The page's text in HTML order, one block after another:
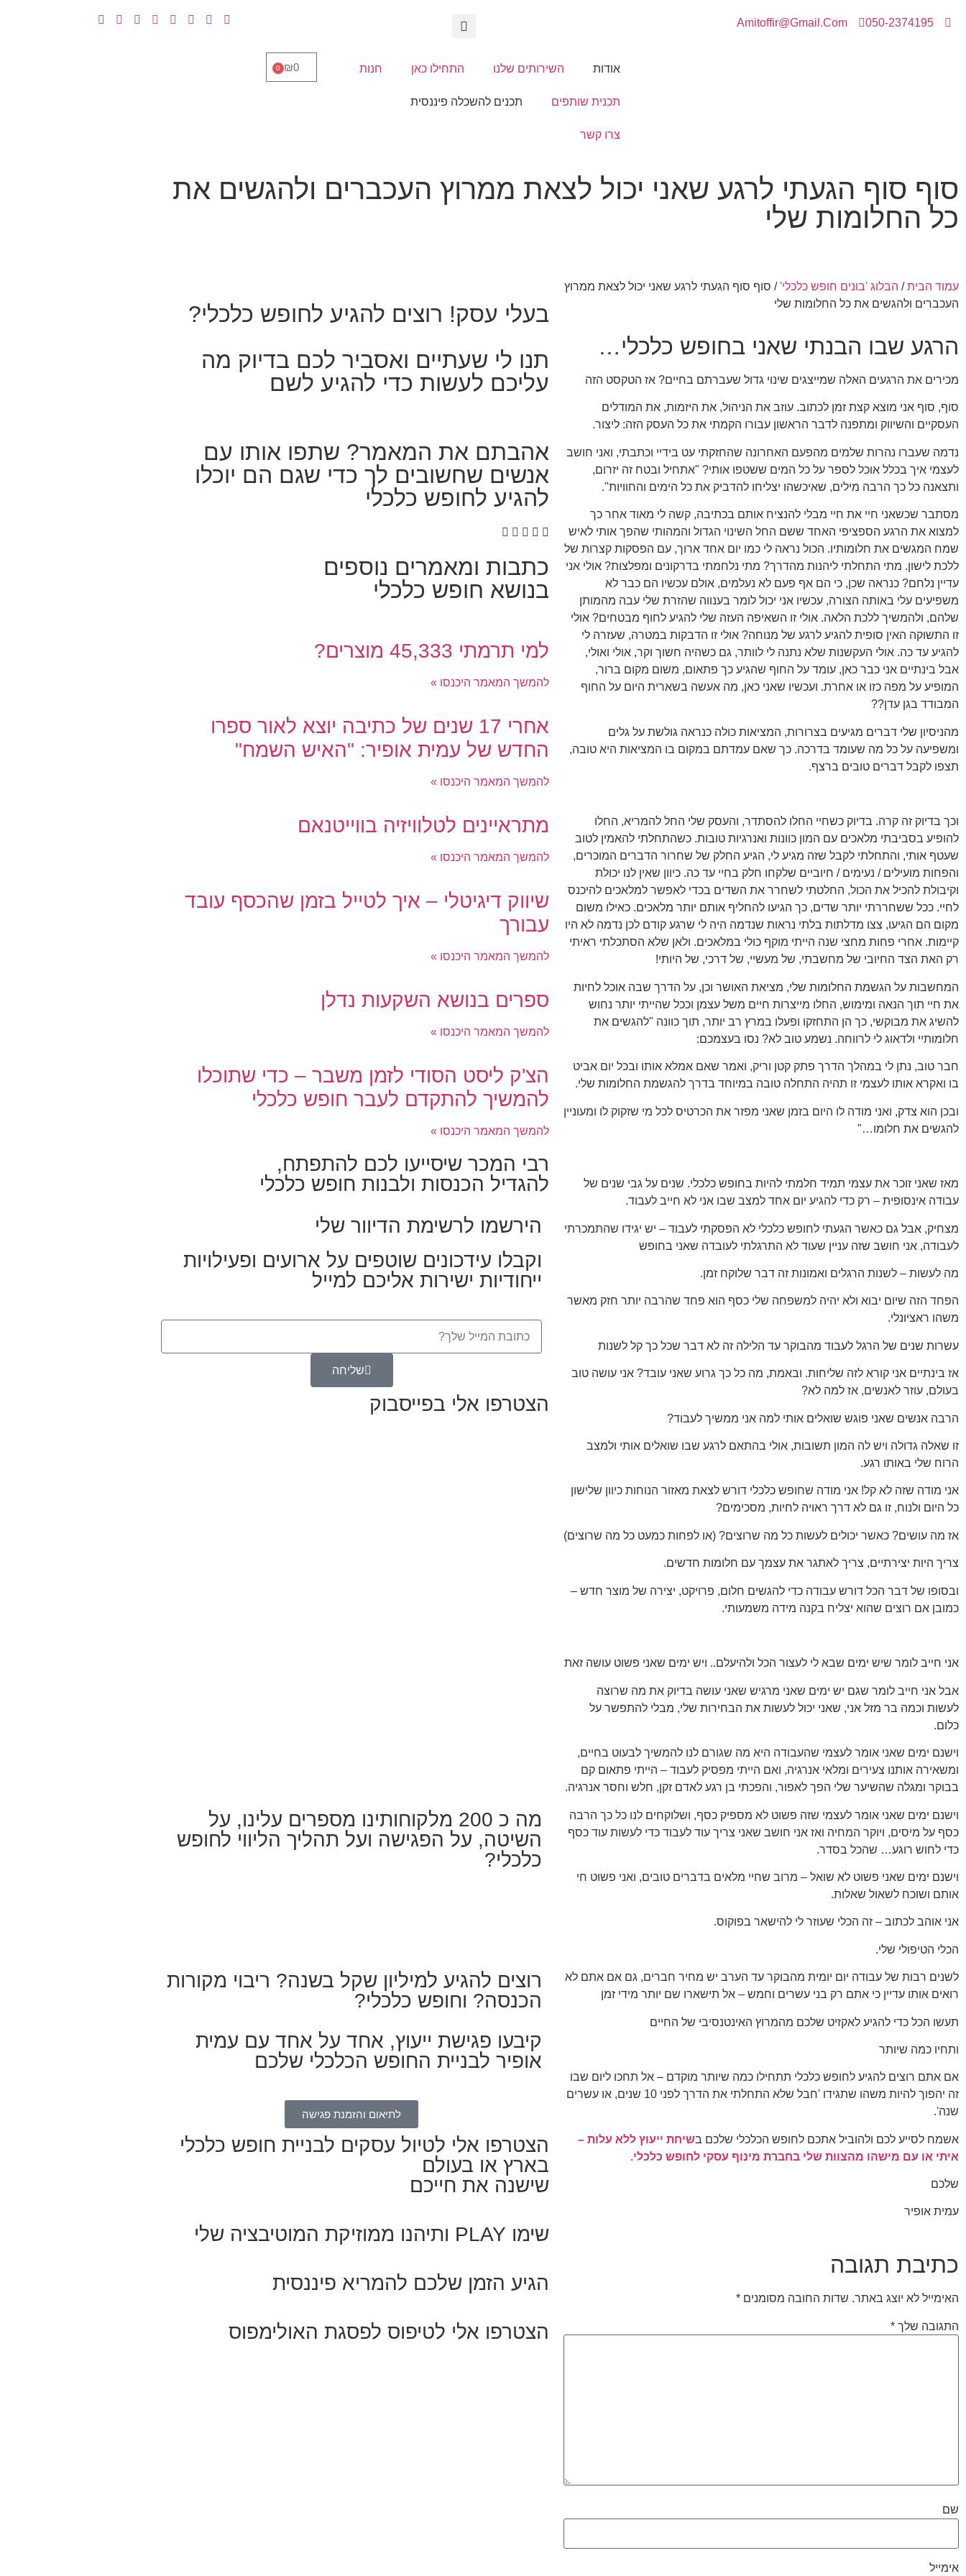
050-2374195
Amitoffir@Gmail.Com
אודות השירותים שלנו התחילו כאן חנות
תכנית שותפים תכנים להשכלה פיננסית
צרו קשר
₪0
0
סוף סוף הגעתי לרגע שאני יכול לצאת ממרוץ העכברים ולהגשים את
כל החלומות שלי
עמוד הבית/ הבלוג 'בונים חופש כלכלי'/ סוף סוף הגעתי לרגע שאני יכול לצאת ממרוץ
העכברים ולהגשים את כל החלומות שלי
הרגע שבו הבנתי שאני בחופש כלכלי…
מכירים את הרגעים האלה שמייצגים שינוי גדול שעברתם בחיים? אז הטקסט הזה
סוף, סוף אני מוצא קצת זמן לכתוב. עוזב את הניהול, את היזמות, את המודלים
העסקיים והשיווק ומתפנה לדבר הראשון עבורו הקמתי את כל העסק הזה: ליצור.
נדמה שעברו נהרות שלמים מהפעם האחרונה שהחזקתי עט בידיי וכתבתי, ואני חושב
לעצמי איך בכלל אוכל לספר על כל המים ששטפו אותי? "אתחיל ובטח זה יזרום,
ותצאנה כל כך הרבה מילים, שאיכשהו יצליחו להדביק את כל הימים והחוויות".
מסתבר שכשאני חיי את חיי מבלי להנציח אותם בכתיבה, קשה לי מאוד אחר כך
למצוא את הרגע הספציפי האחד ששם החל השינוי הגדול והמהותי שהפך אותי לאיש
שמח המגשים את חלומותיו. הכול נראה לי כמו יום אחד ארוך, עם הפסקות קצרות של
ללכת לישון. מתי התחלתי ליהנות מהדרך? מתי נלחמתי בדרקונים ומפלצות? אולי אני
עדיין נלחם? כנראה שכן, כי הם אף פעם לא נעלמים, אולם עכשיו הם כבר לא
משפיעים עלי באותה הצורה, עכשיו אני יכול לומר בענווה שהזרת שלי עבה מהמותן
שלהם, ולהמשיך ללכת הלאה. אולי זו השאיפה העזה שלי להגיע לחוף מבטחים? אולי
זו התשוקה האין סופית להגיע לרגע של מנוחה? אולי זו הדבקות במטרה, שעזרה לי
להגיע עד כה. אולי העקשנות שלא נתנה לי לוותר, גם כשהיה חשוך וקר, אולי ואולי,
אבל בינתיים אני כבר כאן, עומד על החוף שהגיע כך פתאום, משום מקום ברור,
המופיע על מפה כזו או אחרת. ועכשיו שאני כאן, מה אעשה בשארית היום על החוף
המבודד בגן עדן??
מהניסיון שלי דברים מגיעים בצרורות, המציאות כולה כנראה גולשת על גלים
ומשפיעה על כל מה שעומד בדרכה. כך שאם עמדתם במקום בו המציאות היא טובה,
תצפו לקבל דברים טובים ברצף.
וכך בדיוק זה קרה. בדיוק כשחיי החלו להסתדר, והעסק שלי החל להמריא, החלו
להופיע בסביבתי מלאכים עם המון כוונות ואנרגיות טובות. כשהתחלתי להאמין לטוב
שעטף אותי, והתחלתי לקבל שזה מגיע לי, הגיע החלק של שחרור הדברים המוכרים,
והפחות מועילים / נעימים / חיוביים שלקחו חלק בחיי עד כה. כיוון שאין לנו יכולת
וקיבולת להכיל את הכול, החלטתי לשחרר את השדים בכדי לאפשר למלאכים להיכנס
לחיי. ככל ששחררתי יותר שדים, כך הגיעו להחליף אותם יותר מלאכים. כאילו משום
מקום הם הגיעו, צצו מדלתות בלתי נראות שנדמה היה לי שרגע קודם לכן נדמה לא היו
קיימות. אחרי פחות מחצי שנה הייתי מוקף כולי במלאכים. ולאן שלא הסתכלתי ראיתי
רק האת הצד החיובי של מחשבתי, של מעשיי, של דרכי, של היותי!
המחשבות על הגשמת החלומות שלי, מציאת האושר וכן, על הדרך שבה אוכל לחיות
את חיי תוך הנאה ומימוש, החלו מייצרות חיים משל עצמן וככל שהייתי יותר נחוש
להשיג את מבוקשי, כך הן התחזקו ופעלו במרץ רב יותר, תוך כוונה "להגשים את
חלומותיי ולדאוג לי לרווחה. נשמע טוב לא? נסו בעצמכם:
חבר טוב, נתן לי במהלך הדרך פתק קטן וריק, ואמר שאם אמלא אותו ובכל יום אביט
בו ואקרא אותו לעצמי זו תהיה התחלה טובה במיוחד בדרך להגשמת החלומות שלי.
ובכן הוא צדק, ואני מודה לו היום בזמן שאני מפזר את הכרטיס לכל מי שזקוק לו ומעוניין
להגשים את חלומו…"
מאז שאני זוכר את עצמי תמיד חלמתי להיות בחופש כלכלי. שנים על גבי שנים של
עבודה אינסופית – רק כדי להגיע יום אחד למצב שבו אני לא חייב לעבוד.
מצחיק, אבל גם כאשר הגעתי לחופש כלכלי לא הפסקתי לעבוד – יש יגידו שהתמכרתי
לעבודה, אני חושב שזה עניין שעוד לא התרגלתי לעובדה שאני בחופש
מה לעשות – לשנות הרגלים ואמונות זה דבר שלוקח זמן.
הפחד הזה שיום יבוא ולא יהיה למשפחה שלי כסף הוא פחד שהרבה יותר חזק מאשר
משהו ראציונלי.
עשרות שנים של הרגל לעבוד מהבוקר עד הלילה זה לא דבר שכל כך קל לשנות
אז בינתיים אני קורא לזה שליחות. ובאמת, מה כל כך גרוע שאני עובד? אני עושה טוב
בעולם, עוזר לאנשים, אז למה לא?
הרבה אנשים שאני פוגש שואלים אותי למה אני ממשיך לעבוד?
זו שאלה גדולה ויש לה המון תשובות, אולי בהתאם לרגע שבו שואלים אותי ולמצב
הרוח שלי באותו רגע.
אני מודה שזה לא קל! אני מודה שחופש כלכלי דורש לצאת מאזור הנוחות כיוון שלישון
כל היום ולנוח, זו גם לא דרך ראויה לחיות, מסכימים?
אז מה עושים? כאשר יכולים לעשות כל מה שרוצים? (או לפחות כמעט כל מה שרוצים)
צריך היות יצירתיים, צריך לאתגר את עצמך עם חלומות חדשים.
ובסופו של דבר הכל דורש עבודה כדי להגשים חלום, פרויקט, יצירה של מוצר חדש –
כמובן אם רוצים שהוא יצליח בקנה מידה משמעותי.
אני חייב לומר שיש ימים שבא לי לעצור הכל ולהיעלם.. ויש ימים שאני פשוט עושה זאת
אבל אני חייב לומר שגם יש ימים שאני מרגיש שאני עושה בדיוק את מה שרוצה
לעשות וכמה בר מזל אני, שאני יכול לעשות את הבחירות שלי, מבלי להתפשר על
כלום.
וישנם ימים שאני אומר לעצמי שהעבודה היא מה שגורם לנו להמשיך לבעוט בחיים,
ומשאירה אותנו צעירים ומלאי אנרגיה, ואם הייתי מפסיק לעבוד – הייתי פתאום קם
בבוקר ומגלה שהשיער שלי הפך לאפור, והפכתי בן רגע לאדם זקן, חלש וחסר אנרגיה.
וישנם ימים שאני אומר לעצמי שזה פשוט לא מספיק כסף, ושלוקחים לנו כל כך הרבה
כסף על מיסים, ויוקר המחיה ואז אני חושב שאני צריך עוד לעבוד כדי לעשות עוד כסף
כדי לחוש רוגע… שהכל בסדר.
וישנם ימים שאני פשוט לא שואל – מרוב שחיי מלאים בדברים טובים, ואני פשוט חי
אותם ושוכח לשאול שאלות.
אני אוהב לכתוב – זה הכלי שעוזר לי להישאר בפוקוס.
הכלי הטיפולי שלי.
לשנים רבות של עבודה יום יומית מהבוקר עד הערב יש מחיר חברים, גם אם אתם לא
רואים אותו עדיין כי אתם רק בני עשרים וחמש – אל תישארו שם יותר מידי זמן
תעשו הכל כדי להגיע לאקזיט שלכם מהמרוץ האינטנסיבי של החיים
ותחיו כמה שיותר
אם אתם רוצים להגיע לחופש כלכלי תתחילו כמה שיותר מוקדם – אל תחכו ליום שבו
זה יהפוך להיות משהו שתגידו 'חבל שלא התחלתי את הדרך לפני 10 שנים, או עשרים
שנה'.
אשמח לסייע לכם ולהוביל אתכם לחופש הכלכלי שלכם בשיחת ייעוץ ללא עלות –
איתי או עם מישהו מהצוות שלי בחברת מינוף עסקי לחופש כלכלי.
שלכם
עמית אופיר
כתיבת תגובה
האימייל לא יוצג באתר. שדות החובה מסומנים *
התגובה שלך *
שם
אימייל
בעלי עסק! רוצים להגיע לחופש כלכלי?
תנו לי שעתיים ואסביר לכם בדיוק מה
עליכם לעשות כדי להגיע לשם
אהבתם את המאמר? שתפו אותו עם
אנשים שחשובים לך כדי שגם הם יוכלו
להגיע לחופש כלכלי
כתבות ומאמרים נוספים
בנושא חופש כלכלי
למי תרמתי 45,333 מוצרים?
להמשך המאמר היכנסו »
אחרי 17 שנים של כתיבה יוצא לאור ספרו
החדש של עמית אופיר: "האיש השמח"
להמשך המאמר היכנסו »
מתראיינים לטלוויזיה בווייטנאם
להמשך המאמר היכנסו »
שיווק דיגיטלי – איך לטייל בזמן שהכסף עובד
עבורך
להמשך המאמר היכנסו »
ספרים בנושא השקעות נדלן
להמשך המאמר היכנסו »
הצ'ק ליסט הסודי לזמן משבר – כדי שתוכלו
להמשיך להתקדם לעבר חופש כלכלי
להמשך המאמר היכנסו »
רבי המכר שיסייעו לכם להתפתח,
להגדיל הכנסות ולבנות חופש כלכלי
הירשמו לרשימת הדיוור שלי
וקבלו עידכונים שוטפים על ארועים ופעילויות
ייחודיות ישירות אליכם למייל
שליחה
הצטרפו אלי בפייסבוק
מה כ 200 מלקוחותינו מספרים עלינו, על
השיטה, על הפגישה ועל תהליך הליווי לחופש
כלכלי?
רוצים להגיע למיליון שקל בשנה? ריבוי מקורות
הכנסה? וחופש כלכלי?
קיבעו פגישת ייעוץ, אחד על אחד עם עמית
אופיר לבניית החופש הכלכלי שלכם
לתיאום והזמנת פגישה
הצטרפו אלי לטיול עסקים לבניית חופש כלכלי
בארץ או בעולם
שישנה את חייכם
שימו PLAY ותיהנו ממוזיקת המוטיבציה שלי
הגיע הזמן שלכם להמריא פיננסית
הצטרפו אלי לטיפוס לפסגת האולימפוס